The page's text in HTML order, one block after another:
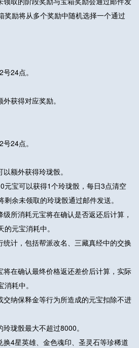
奖励将从多个奖励中随机选择一个通过
24点。
获得对应奖励。
24点。
额外获得玲珑骰。
元宝可以获得1个玲珑骰，每日3点清空
余未领取的玲珑骰通过邮件发送。
所消耗元宝将在确认是否返还后计算，
元宝消耗中。
计，包括帮派改名、三藏真经中的交换
在确认最终价格返还差价后计算，实际
耗中。
纳保释金等行为所造成的元宝扣除不进
珑骰最大不超过8000。
4星英雄、金色魂印、圣灵石等珍稀道